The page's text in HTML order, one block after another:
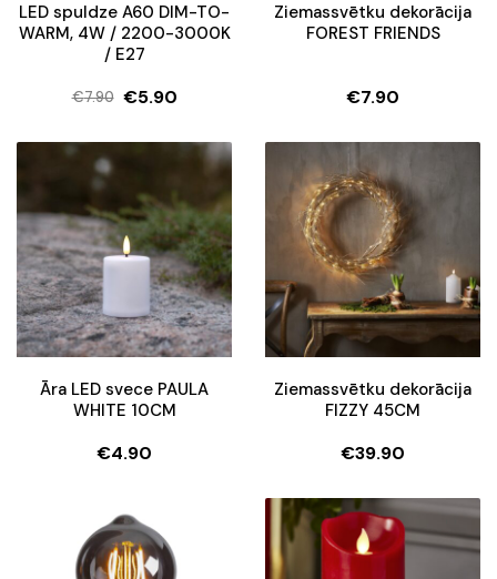
LED spuldze A60 DIM-TO-
WARM, 4W / 2200-3000K
/ E27
€7.90
Original
price
€7.90.
€5.90
Current
price
€5.90.
Ziemassvētku dekorācija
FOREST FRIENDS
€7.90
Āra LED svece PAULA
WHITE 10CM
€4.90
Ziemassvētku dekorācija
FIZZY 45CM
€39.90